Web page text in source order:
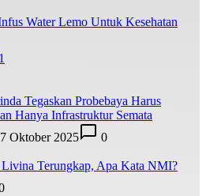
Water Lemo Untuk Kesehatan
1
Tegaskan Probebaya Harus
Hanya Infrastruktur Semata
7 Oktober 2025
0
Terungkap, Apa Kata NMI?